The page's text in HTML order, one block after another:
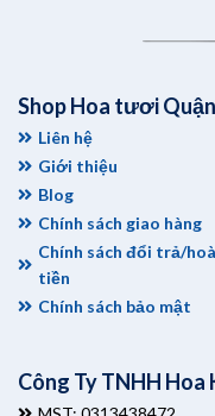
Shop Hoa tươi
Liên hệ
Giới thiệu
Blog
Chính sách giao hàng
Chính sách đổi trả/
tiền
Chính sách bảo mật
Công Ty TNHH Hoa